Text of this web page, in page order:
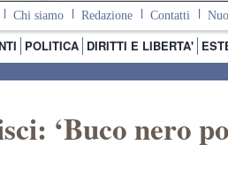
Chi siamo Redazione Contatti
POLITICA DIRITTI E LIBERTA'
‘Buco nero